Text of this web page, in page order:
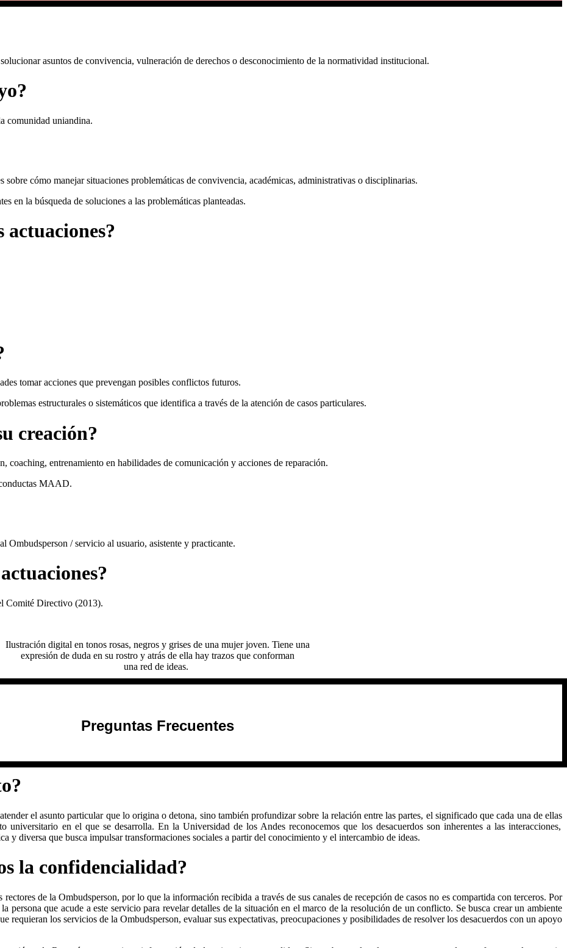
asuntos de convivencia, vulneración de derechos o desconocimiento de la normatividad institucional.
comunidad uniandina.
sobre cómo manejar situaciones problemáticas de convivencia, académicas, administrativas o disciplinarias.
en la búsqueda de soluciones a las problemáticas planteadas.
tomar acciones que prevengan posibles conflictos futuros.
estructurales o sistemáticos que identifica a través de la atención de casos particulares.
creación?
coaching, entrenamiento en habilidades de comunicación y acciones de reparación.
MAAD.
Ombudsperson / servicio al usuario, asistente y practicante.
Comité Directivo (2013).
Ilustración digital en tonos rosas, negros y grises de una mujer joven. Tiene una
expresión de duda en su rostro y atrás de ella hay trazos que conforman
una red de ideas.
Preguntas Frecuentes
atender el asunto particularque lo origina o detona, sino también profundizar sobre la relación entre las partes, el significado que cada una de ellas
universitario en el que se desarrolla. En la Universidad de los Andes reconocemos que los desacuerdos son inherentes a las interacciones,
y diversa que busca impulsar transformaciones sociales a partir del conocimiento y el intercambio de ideas.
la confidencialidad?
de la Ombudsperson, por lo que la información recibida a través de sus canales de recepción de casos no es compartida con terceros. Por
persona que acude a este servicio para revelar detalles de la situación en el marco de la resolución de un conflicto. Se busca crear un ambiente
requieran los servicios de la Ombudsperson, evaluar sus expectativas, preocupaciones y posibilidades de resolver los desacuerdos con un apoyo